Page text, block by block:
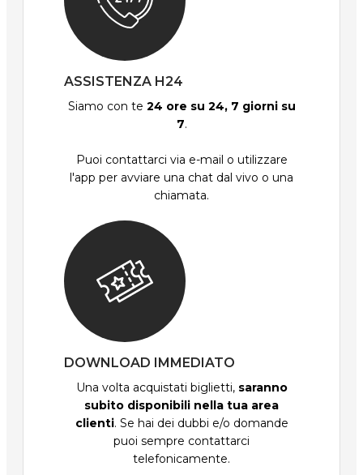
ASSISTENZA H24
Siamo con te 24 ore su 24, 7 giorni su
7.
Puoi contattarci via e-mail o utilizzare
l'app per avviare una chat dal vivo o una
chiamata.
DOWNLOAD IMMEDIATO
Una volta acquistati biglietti, saranno
subito disponibili nella tua area
clienti. Se hai dei dubbi e/o domande
puoi sempre contattarci
telefonicamente.